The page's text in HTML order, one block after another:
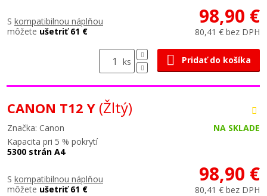
S kompatibilnou náplňou
môžete ušetriť 61 €
98,90 €
80,41 € bez DPH
ks Pridať do košíka
CANON T12 Y (Žltý)
Značka: Canon
NA SKLADE
Kapacita pri 5 % pokrytí
5300 strán A4
S kompatibilnou náplňou
môžete ušetriť 61 €
98,90 €
80,41 € bez DPH